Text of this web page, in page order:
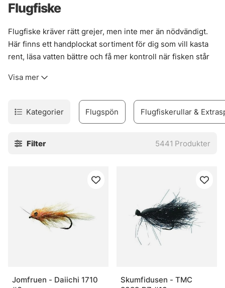
Flugfiske
Flugfiske kräver rätt grejer, men inte mer än nödvändigt.
Här finns ett handplockat sortiment för dig som vill kasta
rent, läsa vatten bättre och få mer kontroll när fisken står
och linor till flugor, flugbindningsmaterial, vadare och set
Urvalet är byggt för verkligt fiske. Inte prydnad. Därför
finns produkter för både erfarna flugfiskare och nybörjare
Vision, Simms, Patagonia, A.Jensen, Sage, RIO, Loop,
I webbshoppen och i butiken i Stockholm finns också råd
som faktiskt går att använda vid älven. Och den nya Fly
Shop på Hornsgatan 148 är väl värd ett besök för den som
vill se prylarna på nära håll och känna skillnaden mellan
olika delar innan säsongen drar igång på allvar.
Visa mer
Kategorier Flugspön Flugfiskerullar &
Filter 5441 Produkter
Jomfruen - Daiichi 1710
Skumfidusen - TMC